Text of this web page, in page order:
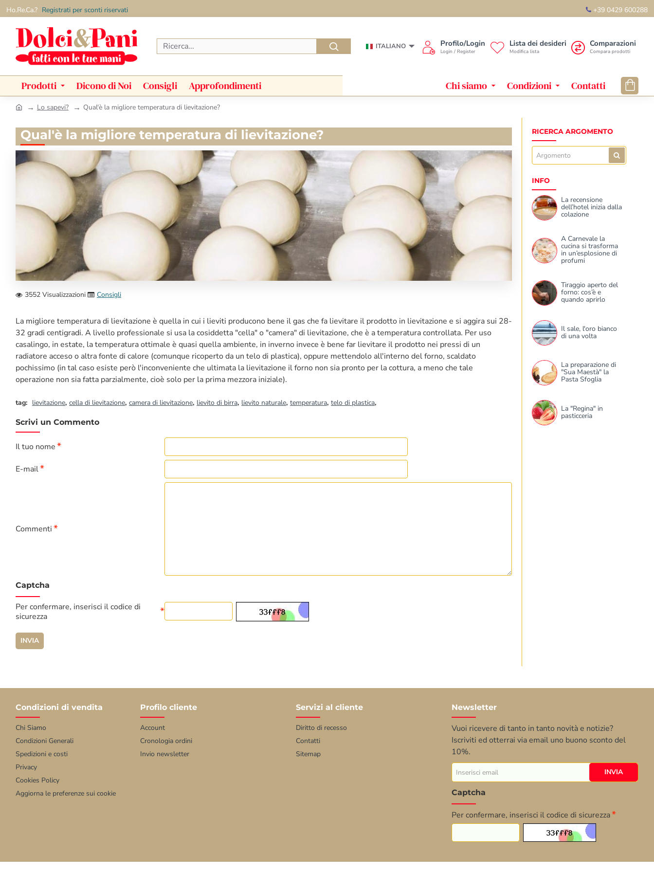
Ho.Re.Ca.? Registrati per sconti riservati +39 0429 600288
Ricerca... ITALIANO Profilo/Login
Login / Register
Lista dei desideri
Modifica lista
Comparazioni
Compara prodotti
Prodotti Dicono di Noi Consigli Approfondimenti Chi siamo Condizioni Contatti
e
Lo sapevi? Qual'è la migliore temperatura di lievitazione?
Qual'è la migliore temperatura di lievitazione?
3552 Visualizzazioni Consigli
La migliore temperatura di lievitazione è quella in cui i lieviti producono bene il gas che fa lievitare il prodotto in lievitazione e si aggira sui 28-
32 gradi centigradi. A livello professionale si usa la cosiddetta "cella" o "camera" di lievitazione, che è a temperatura controllata. Per uso
casalingo, in estate, la temperatura ottimale è quasi quella ambiente, in inverno invece è bene far lievitare il prodotto nei pressi di un
radiatore acceso o altra fonte di calore (comunque ricoperto da un telo di plastica), oppure mettendolo all'interno del forno, scaldato
pochissimo (in tal caso esiste però l'inconveniente che ultimata la lievitazione il forno non sia pronto per la cottura, a meno che tale
operazione non sia fatta parzialmente, cioè solo per la prima mezzora iniziale).
tag: lievitazione, cella di lievitazione, camera di lievitazione, lievito di birra, lievito naturale, temperatura, telo di plastica,
Scrivi un Commento
Il tuo nome
E-mail
Commenti
Captcha
Per confermare, inserisci il codice di
sicurezza
INVIA
RICERCA ARGOMENTO
INFO
La recensione
dell’hotel inizia dalla
colazione
A Carnevale la
cucina si trasforma
in un’esplosione di
profumi
Tiraggio aperto del
forno: cos’è e
quando aprirlo
Il sale, l'oro bianco
di una volta
La preparazione di
"Sua Maestà" la
Pasta Sfoglia
La "Regina" in
pasticceria
Condizioni di vendita
Chi Siamo
Condizioni Generali
Spedizioni e costi
Privacy
Cookies Policy
Aggiorna le preferenze sui cookie
Profilo cliente
Account
Cronologia ordini
Invio newsletter
Servizi al cliente
Diritto di recesso
Contatti
Sitemap
Newsletter
Vuoi ricevere di tanto in tanto novità e notizie?
Iscriviti ed otterrai via email uno buono sconto del
10%.
Inserisci
email
INVIA
Captcha
Per confermare, inserisci il codice di sicurezza